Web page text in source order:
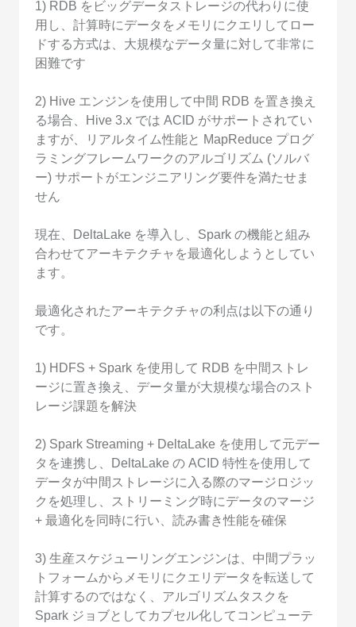
1) RDB をビッグデータストレージの代わりに使
用し、計算時にデータをメモリにクエリしてロー
ドする方式は、大規模なデータ量に対して非常に
困難です
2) Hive エンジンを使用して中間 RDB を置き換え
る場合、Hive 3.x では ACID がサポートされてい
ますが、リアルタイム性能と MapReduce プログ
ラミングフレームワークのアルゴリズム (ソルバ
ー) サポートがエンジニアリング要件を満たせま
せん
現在、DeltaLake を導入し、Spark の機能と組み
合わせてアーキテクチャを最適化しようとしてい
ます。
最適化されたアーキテクチャの利点は以下の通り
です。
1) HDFS + Spark を使用して RDB を中間ストレ
ージに置き換え、データ量が大規模な場合のスト
レージ課題を解決
2) Spark Streaming + DeltaLake を使用して元デー
タを連携し、DeltaLake の ACID 特性を使用して
データが中間ストレージに入る際のマージロジッ
クを処理し、ストリーミング時にデータのマージ
+ 最適化を同時に行い、読み書き性能を確保
3) 生産スケジューリングエンジンは、中間プラッ
トフォームからメモリにクエリデータを転送して
計算するのではなく、アルゴリズムタスクを
Spark ジョブとしてカプセル化してコンピューテ